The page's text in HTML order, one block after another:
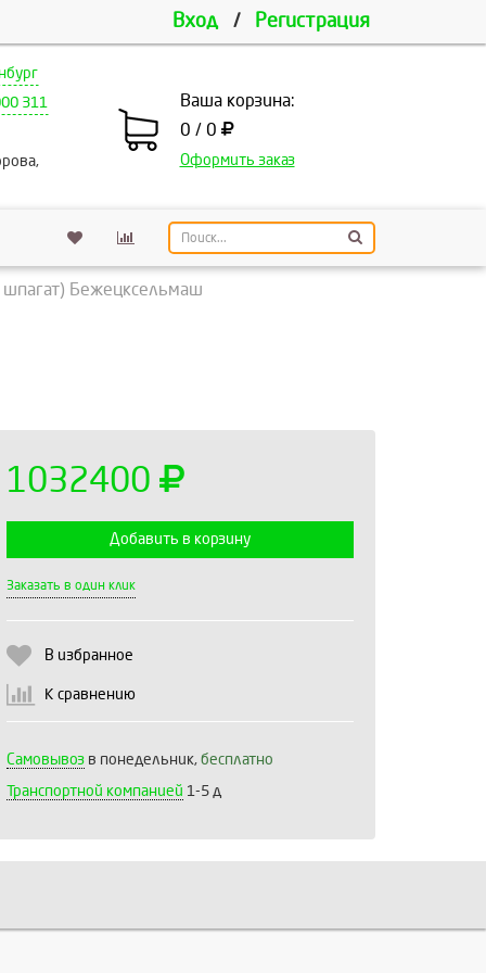
Вход / Регистрация
311
Ваша корзина:
0 / 0
Оформить заказ
шпагат) Бежецксельмаш
1032400
Добавить в корзину
Заказать в один клик
В избранное
К сравнению
Самовывоз в понедельник, бесплатно
Транспортной компанией 1-5 д